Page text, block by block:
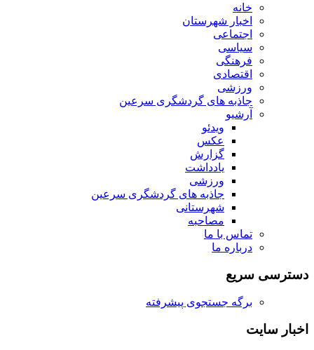
خانه
اخبار شهرستان
اجتماعی
سیاسی
فرهنگی
اقتصادی
ورزشی
جاذبه های گردشگری سرعین
آرشیو
ویدئو
عکس
گزارش
یادداشت
ورزشی
جاذبه های گردشگری سرعین
شهرستانی
مصاحبه
تماس با ما
درباره ما
دسترسی سریع
برگه جستجوی پیشرفته
اخبار سایت